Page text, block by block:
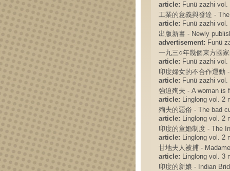
article: Funü zazhi
工業的意義與發達 -
article: Funü zazhi vol.
出版新書 - Newly
advertisement: Funü
一九三○年幾個東方國
article: Funü zazhi
印度婦女的不合作運動
article: Funü zazhi
強迫殉夫 - A woman is
article: Linglong vol. 2
殉夫的惡俗 - The bad
article: Linglong vol. 2
印度的童婚制度 - The
article: Linglong vol. 2
甘地夫人被捕 -
article: Linglong vol. 3
印度的新娘 - Indian